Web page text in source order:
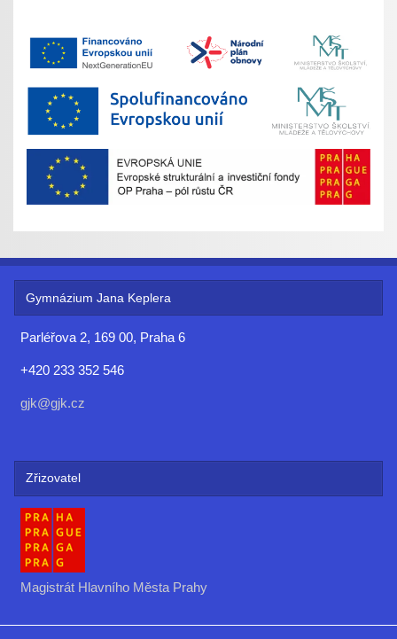
Gymnázium Jana Keplera
Parléřova 2, 169 00, Praha 6
+420 233 352 546
gjk@gjk.cz
Zřizovatel
Magistrát Hlavního Města Prahy